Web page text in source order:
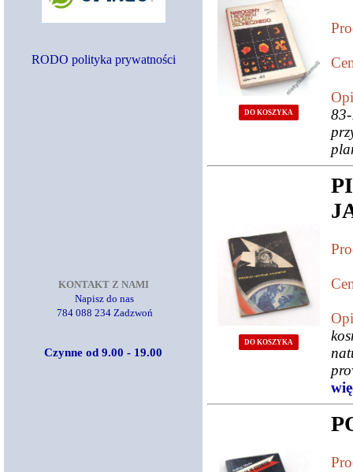
RODO polityka prywatności
KONTAKT Z NAMI
Napisz do nas
784 088 234 Zadzwoń
Czynne od 9.00 - 19.00
DO KOSZYKA
DO KOSZYKA